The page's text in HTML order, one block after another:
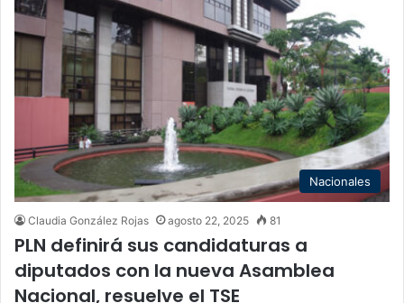
Nacionales
Claudia González Rojas agosto 22, 2025 81
PLN definirá sus candidaturas a
diputados con la nueva Asamblea
Nacional, resuelve el TSE